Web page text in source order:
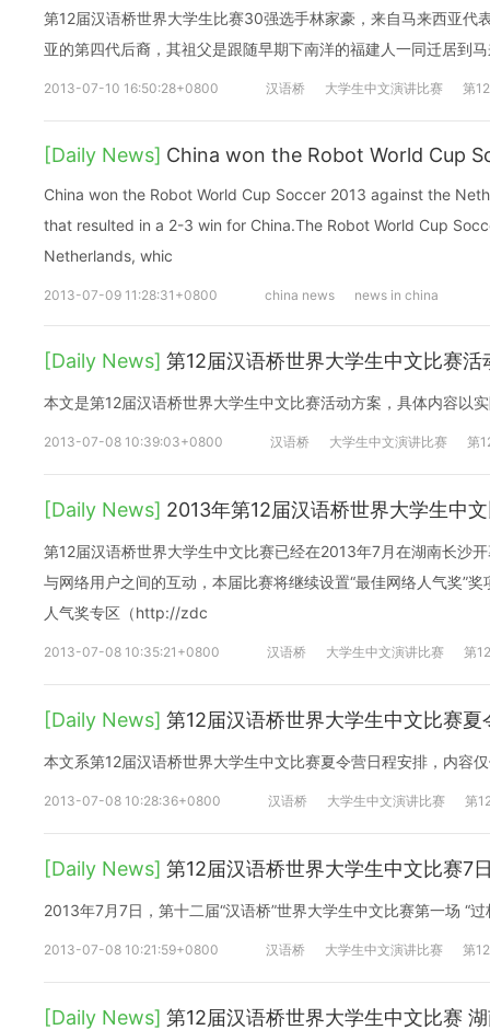
第12届汉语桥世界大学生比赛30强选手林家豪，来自马来西亚代
亚的第四代后裔，其祖父是跟随早期下南洋的福建人一同迁居到
2013-07-10 16:50:28+0800 汉语桥 大学生中文演讲比赛 第
[Daily News] China won the Robot World Cup
China won the Robot World Cup Soccer 2013 against the
that resulted in a 2-3 win for China.The Robot World Cup
Netherlands, whic
2013-07-09 11:28:31+0800 china news news in china
[Daily News] 第12届汉语桥世界大学生中文比赛活
本文是第12届汉语桥世界大学生中文比赛活动方案，具体内容以
2013-07-08 10:39:03+0800 汉语桥 大学生中文演讲比赛 第
[Daily News] 2013年第12届汉语桥世界大学生中
第12届汉语桥世界大学生中文比赛已经在2013年7月在湖南长沙
与网络用户之间的互动，本届比赛将继续设置“最佳网络人气奖”
人气奖专区（http://zdc
2013-07-08 10:35:21+0800 汉语桥 大学生中文演讲比赛 第
[Daily News] 第12届汉语桥世界大学生中文比赛夏
本文系第12届汉语桥世界大学生中文比赛夏令营日程安排，内容
2013-07-08 10:28:36+0800 汉语桥 大学生中文演讲比赛 第
[Daily News] 第12届汉语桥世界大学生中文比赛7
2013年7月7日，第十二届“汉语桥”世界大学生中文比赛第一场 “
2013-07-08 10:21:59+0800 汉语桥 大学生中文演讲比赛 第
[Daily News] 第12届汉语桥世界大学生中文比赛